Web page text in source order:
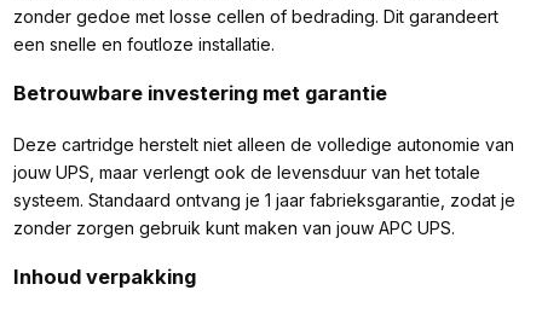
zonder gedoe met losse cellen of bedrading. Dit garandeert
een snelle en foutloze installatie.
Betrouwbare investering met garantie
Deze cartridge herstelt niet alleen de volledige autonomie van
jouw UPS, maar verlengt ook de levensduur van het totale
systeem. Standaard ontvang je 1 jaar fabrieksgarantie, zodat je
zonder zorgen gebruik kunt maken van jouw APC UPS.
Inhoud verpakking